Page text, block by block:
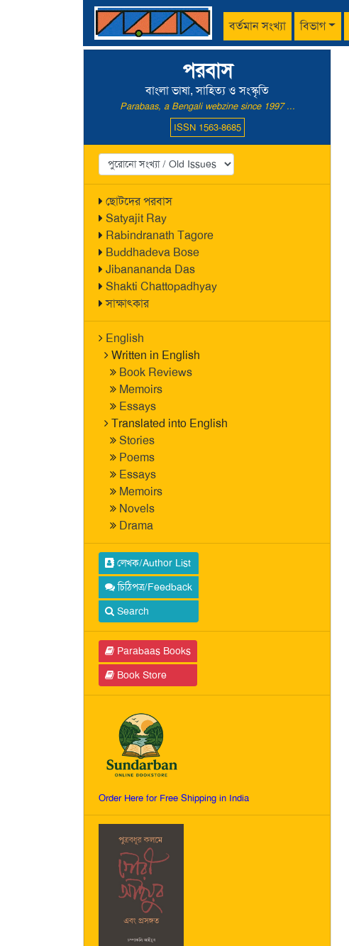
বর্তমান সংখ্যা বিভাগ
পরবাস
বাংলা ভাষা, সাহিত্য ও সংস্কৃতি
Parabaas, a Bengali webzine since 1997 ...
ISSN 1563-8685
ছোটদের পরবাস
Satyajit Ray
Rabindranath Tagore
Buddhadeva Bose
Jibanananda Das
Shakti Chattopadhyay
সাক্ষাৎকার
English
Written in English
Book Reviews
Memoirs
Essays
Translated into English
Stories
Poems
Essays
Memoirs
Novels
Drama
লেখক/Author List
চিঠিপত্র/Feedback
Search
Parabaas Books
Book Store
Order Here for Free Shipping in India